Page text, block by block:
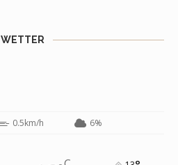
WETTER
0.5km/h 6%